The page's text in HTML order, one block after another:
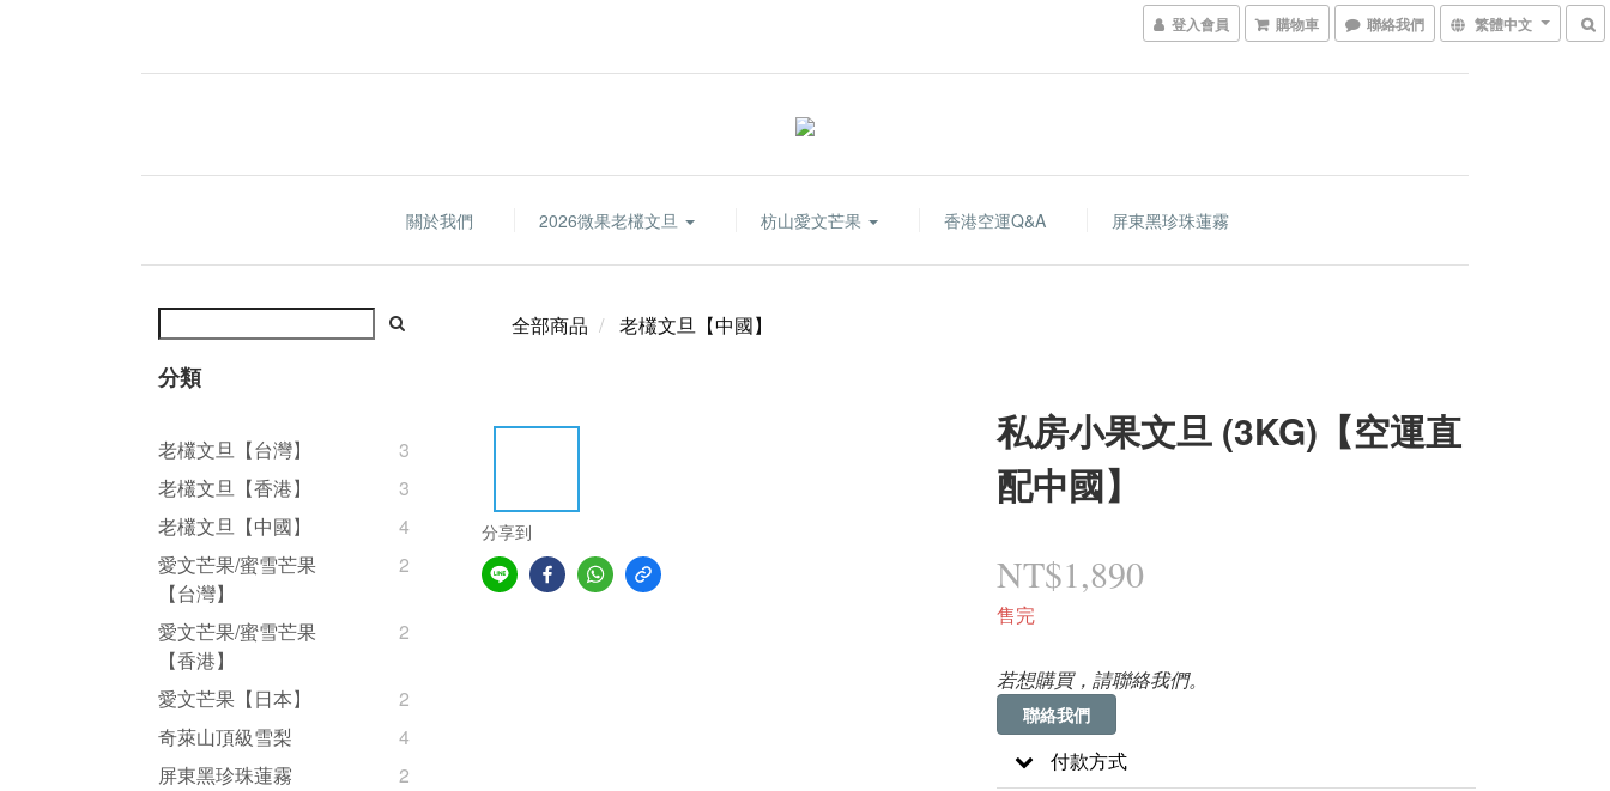
登入會員 購物車 聯絡我們 繁體中文
關於我們 2026微果老欉文旦 枋山愛文芒果 香港空運Q&A 屏東黑珍珠蓮霧
分類
老欉文旦【台灣】
3
老欉文旦【香港】
3
老欉文旦【中國】
4
愛文芒果/蜜雪芒果
【台灣】
2
愛文芒果/蜜雪芒果
【香港】
2
愛文芒果【日本】
2
奇萊山頂級雪梨
4
屏東黑珍珠蓮霧
2
全部商品 老欉文旦【中國】
分享到
私房小果文旦 (3KG)【空運直
配中國】
NT$1,890
售完
若想購買，請聯絡我們。
聯絡我們
付款方式